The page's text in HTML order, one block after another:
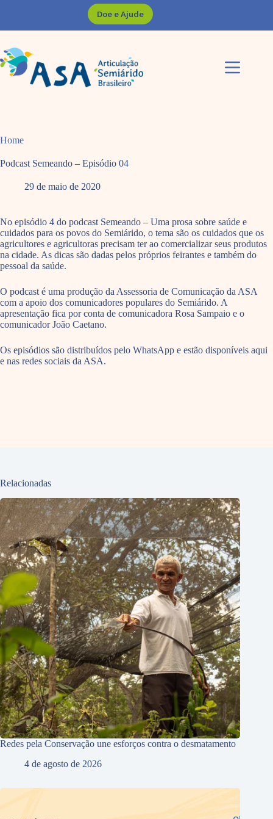
Doe e Ajude
Home
Podcast Semeando – Episódio 04
29 de maio de 2020
No episódio 4 do podcast Semeando – Uma prosa sobre saúde e
cuidados para os povos do Semiárido, o tema são os cuidados que os
agricultores e agricultoras precisam ter ao comercializar seus produtos
na cidade. As dicas são dadas pelos próprios feirantes e também do
pessoal da saúde.
O podcast é uma produção da Assessoria de Comunicação da ASA
com a apoio dos comunicadores populares do Semiárido. A
apresentação fica por conta de comunicadora Rosa Sampaio e o
comunicador João Caetano.
Os episódios são distribuídos pelo WhatsApp e estão disponíveis aqui
e nas redes sociais da ASA.
Relacionadas
Redes pela Conservação une esforços contra o desmatamento
4 de agosto de 2026